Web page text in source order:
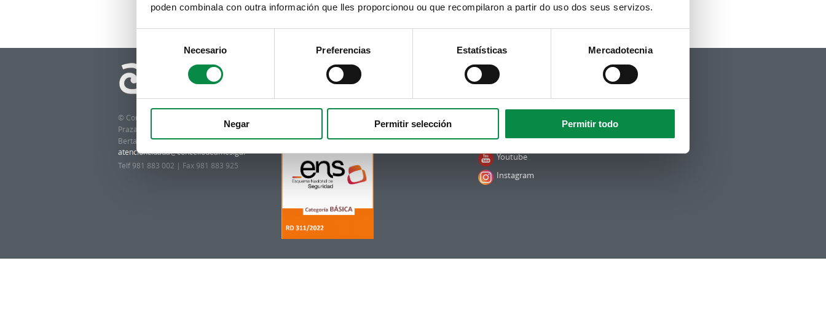
poden combinala con outra información que lles proporcionou ou que recompilaron a partir do uso dos seus servizos.
Selection
Necesario Preferencias Estatísticas Mercadotecnia
Negar Permitir selección Permitir todo
© Concello de Ames
Praza do Concello, 2 |15220
Bertamiráns (Ames)
Telf 981 883 002 | Fax 981 883 925
Subscrición boletíns
Podes recibir a información publicada na web
municipal no teu correo electrónico mediante unha
subscrición ao boletín de novidades.Ligazón.
Síguenos
Facebook
Twitter
RSS
Youtube
Instagram
Política de privacidade
Aviso Legal
Contacto